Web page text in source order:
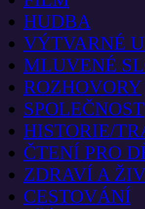
HUDBA
VÝTVARNÉ
MLUVENÉ
ROZHOVORY
SPOLEČNOST
HISTORIE/
ČTENÍ PRO
ZDRAVÍ A
CESTOVÁNÍ